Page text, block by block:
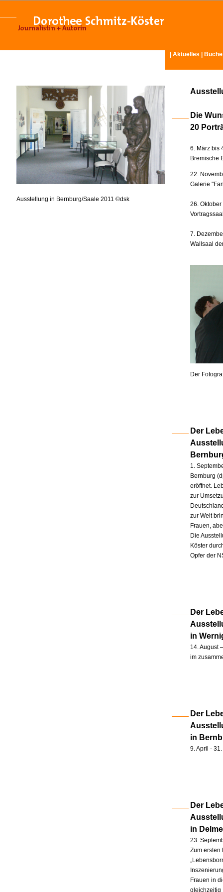
Aktuelles
Ausstellung in Bernburg/Saale 2011 ©dsk
Die
20
6. März bis
Bremische
22.
Galerie
26.
7.
Wallsaal
Der
Der
1.
Bernburg
eröffnet.
zur
zur Welt
Frauen,
Die
Köster
Opfer der
Der
in
14. August
im
Der
in
9. April -
Der
in
23.
Zum ersten
Frauen in
gleichzeitig